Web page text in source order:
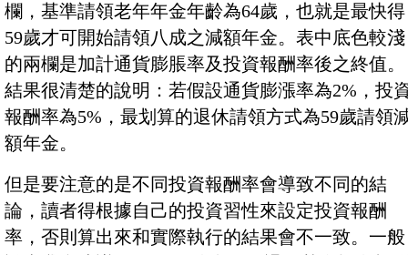
欄，基準請領老年年金年齡為64歲，也就是最快得
59歲才可開始請領八成之減額年金。表中底色較淺
的兩欄是加計通貨膨脹率及投資報酬率後之終值。
結果很清楚的說明：若假設通貨膨漲率為2%，投
報酬率為5%，最划算的退休請領方式為59歲請領
額年金。
但是要注意的是不同投資報酬率會導致不同的結
論，讀者得根據自己的投資習性來設定投資報酬
率，否則算出來和實際執行的結果會不一致。一般